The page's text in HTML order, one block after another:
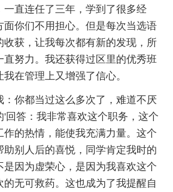
一直连任了三年，学到了很多经
面你们不用担心。但是每次当选语
收获，让我每次都有新的发现，所
直努力。我还获得过区里的优秀班
在管理上又增强了信心。
：你都当过这么多次了，难道不厌
'回答：我非常喜欢这个职务，这个
作的热情，能使我充满力量。这个
助别人后的喜悦，同学肯定我时的
是因为虚荣心，是因为我喜欢这个
无可救药。这也成为了我提醒自